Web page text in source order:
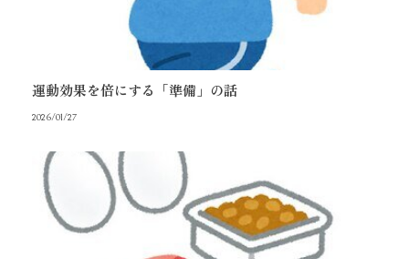
運動効果を倍にする「準備」の話
2026/01/27